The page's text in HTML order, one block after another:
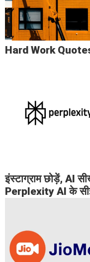
Hard Work
इंस्टाग्राम छोड़ें, AI
Perplexity AI के